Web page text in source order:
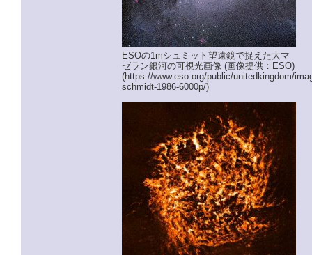
ESOの1mシュミット望遠鏡で捉えた大マ
ゼラン銀河の可視光画像 (画像提供：ESO)
(https://www.eso.org/public/unitedkingdom/
schmidt-1986-6000p/)